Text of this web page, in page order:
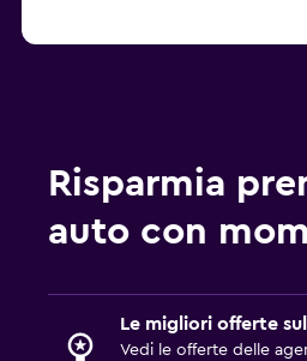
Risparmia
auto con
Le migliori offerte
Vedi le offerte delle